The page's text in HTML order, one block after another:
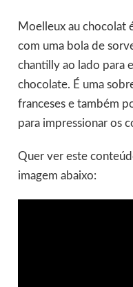
Moelleux au chocolat
com uma bola de
chantilly ao lado para
chocolate. É uma
franceses e também
para impressionar os
Quer ver este
imagem abaixo: